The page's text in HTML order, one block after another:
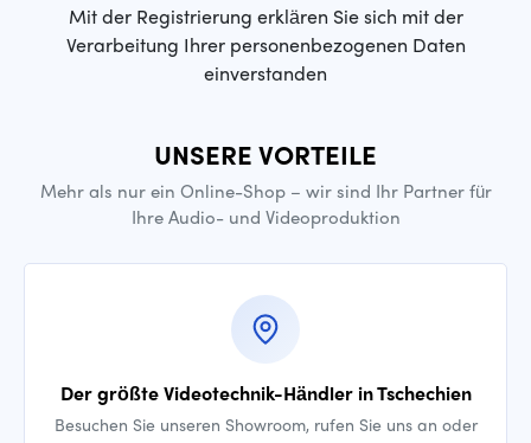
Mit der Registrierung erklären Sie sich mit der
Verarbeitung Ihrer personenbezogenen Daten
einverstanden
UNSERE VORTEILE
Mehr als nur ein Online-Shop – wir sind Ihr Partner für
Ihre Audio- und Videoproduktion
Der größte Videotechnik-Händler in Tschechien
Besuchen Sie unseren Showroom, rufen Sie uns an oder